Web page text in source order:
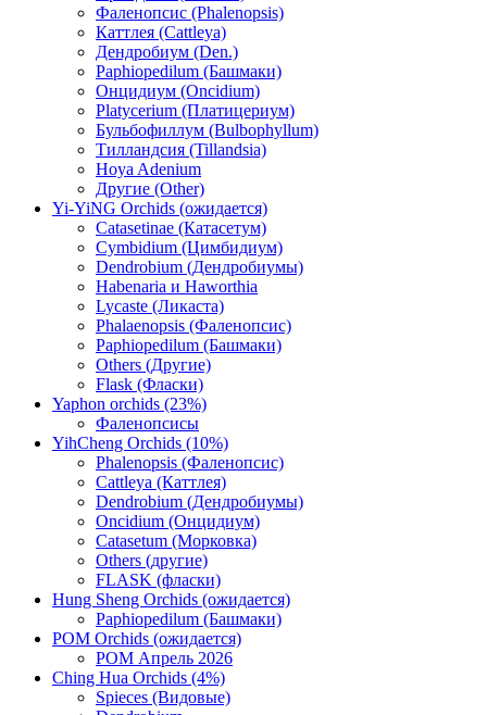
Фаленопсис (Phalenopsis)
Каттлея (Cattleya)
Дендробиум (Den.)
Paphiopedilum (Башмаки)
Онцидиум (Oncidium)
Platycerium (Платицериум)
Бульбофиллум (Bulbophyllum)
Тилландсия (Tillandsia)
Hoya Adenium
Другие (Other)
Yi-YiNG Orchids (ожидается)
Catasetinae (Катасетум)
Cymbidium (Цимбидиум)
Dendrobium (Дендробиумы)
Habenaria и Haworthia
Lycaste (Ликаста)
Phalaenopsis (Фаленопсис)
Paphiopedilum (Башмаки)
Others (Другие)
Flask (Фласки)
Yaphon orchids (23%)
Фаленопсисы
YihCheng Orchids (10%)
Phalenopsis (Фаленопсис)
Cattleya (Каттлея)
Dendrobium (Дендробиумы)
Oncidium (Онцидиум)
Catasetum (Морковка)
Others (другие)
FLASK (фласки)
Hung Sheng Orchids (ожидается)
Paphiopedilum (Башмаки)
POM Orchids (ожидается)
POM Апрель 2026
Ching Hua Orchids (4%)
Spieces (Видовые)